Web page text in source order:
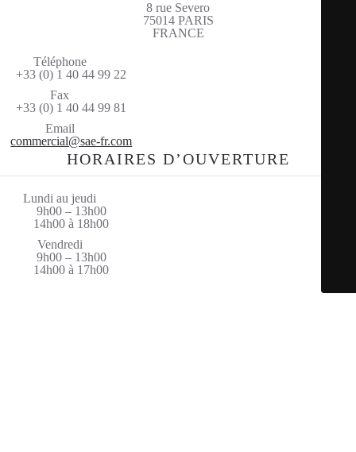
8 rue Severo
75014 PARIS
FRANCE
Téléphone
+33 (0) 1 40 44 99 22
Fax
+33 (0) 1 40 44 99 81
Email
commercial@sae-fr.com
HORAIRES D’OUVERTURE
Lundi au jeudi
9h00 – 13h00
14h00 à 18h00
Vendredi
9h00 – 13h00
14h00 à 17h00